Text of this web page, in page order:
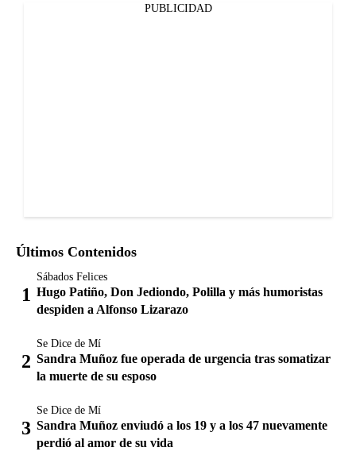
PUBLICIDAD
Últimos Contenidos
Sábados Felices
Hugo Patiño, Don Jediondo, Polilla y más humoristas
despiden a Alfonso Lizarazo
Se Dice de Mí
Sandra Muñoz fue operada de urgencia tras somatizar
la muerte de su esposo
Se Dice de Mí
Sandra Muñoz enviudó a los 19 y a los 47 nuevamente
perdió al amor de su vida